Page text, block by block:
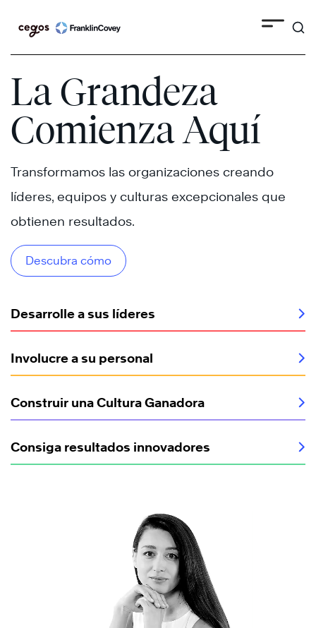
La Grandeza
Comienza Aquí
Transformamos las organizaciones creando
líderes, equipos y culturas excepcionales que
obtienen resultados.
Descubra cómo
Desarrolle a sus líderes
Involucre a su personal
Construir una Cultura Ganadora
Consiga resultados innovadores